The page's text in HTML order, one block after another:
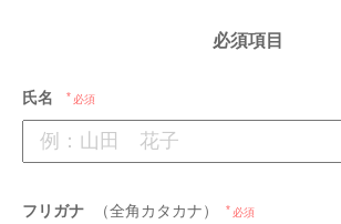
必須項目
氏名 必須
フリガナ （全角カタカナ） 必須